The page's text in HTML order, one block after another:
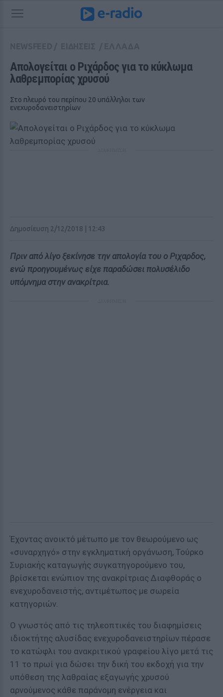
Απολογείται ο Ριχάρδος για το κύκλωμα
λαθρεμπορίας χρυσού
Στο πλευρό του περίπου 20 υπάλληλοι των
ενεχυροδανειστηρίων
Δημοσίευση 2/12/2018 | 12:43
Πριν από λίγο ξεκίνησε την απολογία του ο Ριχαρδος,
ενώ προηγουμένως είχε παραδώσει πολυσέλιδο
υπόμνημα στην ανακρίτρια.
Έχοντας ανοικτό μέτωπο με τον θεωρούμενο ως
«συναρχηγό» στην εγκληματική οργάνωση, Τούρκο
Συριακής καταγωγής συγκατηγορούμενο του,
βρίσκεται ενώπιον της ανακρίτριας Διαφθοράς ο
ενεχυροδανειστής, αντιμέτωπος με σωρεία
κατηγοριών.
Ο γνωστός από τις τηλεοπτικές του διαφημίσεις
ιδιοκτήτης αλυσίδας ενεχυροδανειστηρίων πέρασε
το κατώφλι του ανακριτικού γραφείου λίγο μετά τις
11 το πρωί για δώσει την δική του εκδοχή για την
υπόθεση της λαθραίας εξαγωγής χρυσού
αρνούμενος κάθε παράνομη ενέργεια και